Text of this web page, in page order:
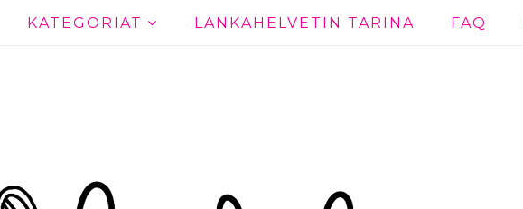
KATEGORIAT LANKAHELVETIN TARINA FAQ